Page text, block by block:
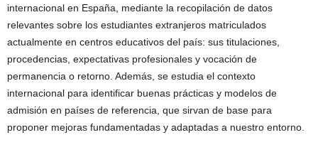
internacional en España, mediante la recopilación de datos
relevantes sobre los estudiantes extranjeros matriculados
actualmente en centros educativos del país: sus titulaciones,
procedencias, expectativas profesionales y vocación de
permanencia o retorno. Además, se estudia el contexto
internacional para identificar buenas prácticas y modelos de
admisión en países de referencia, que sirvan de base para
proponer mejoras fundamentadas y adaptadas a nuestro entorno.